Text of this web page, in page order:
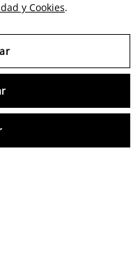
y Cookies.